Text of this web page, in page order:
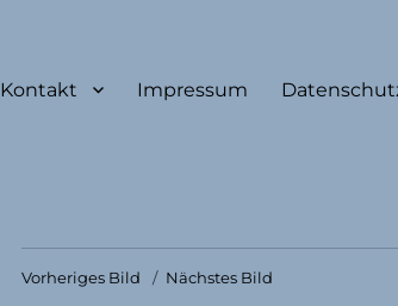
Kontakt Impressum
Vorheriges Bild Nächstes Bild